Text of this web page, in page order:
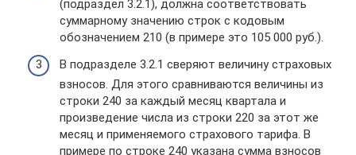
(подраздел 3.2.1), должна соответствовать
суммарному значению строк с кодовым
обозначением 210 (в примере это 105 000 руб.).
В подразделе 3.2.1 сверяют величину страховых
взносов. Для этого сравниваются величины из
строки 240 за каждый месяц квартала и
произведение числа из строки 220 за этот же
месяц и применяемого страхового тарифа. В
примере по строке 240 указана сумма взносов